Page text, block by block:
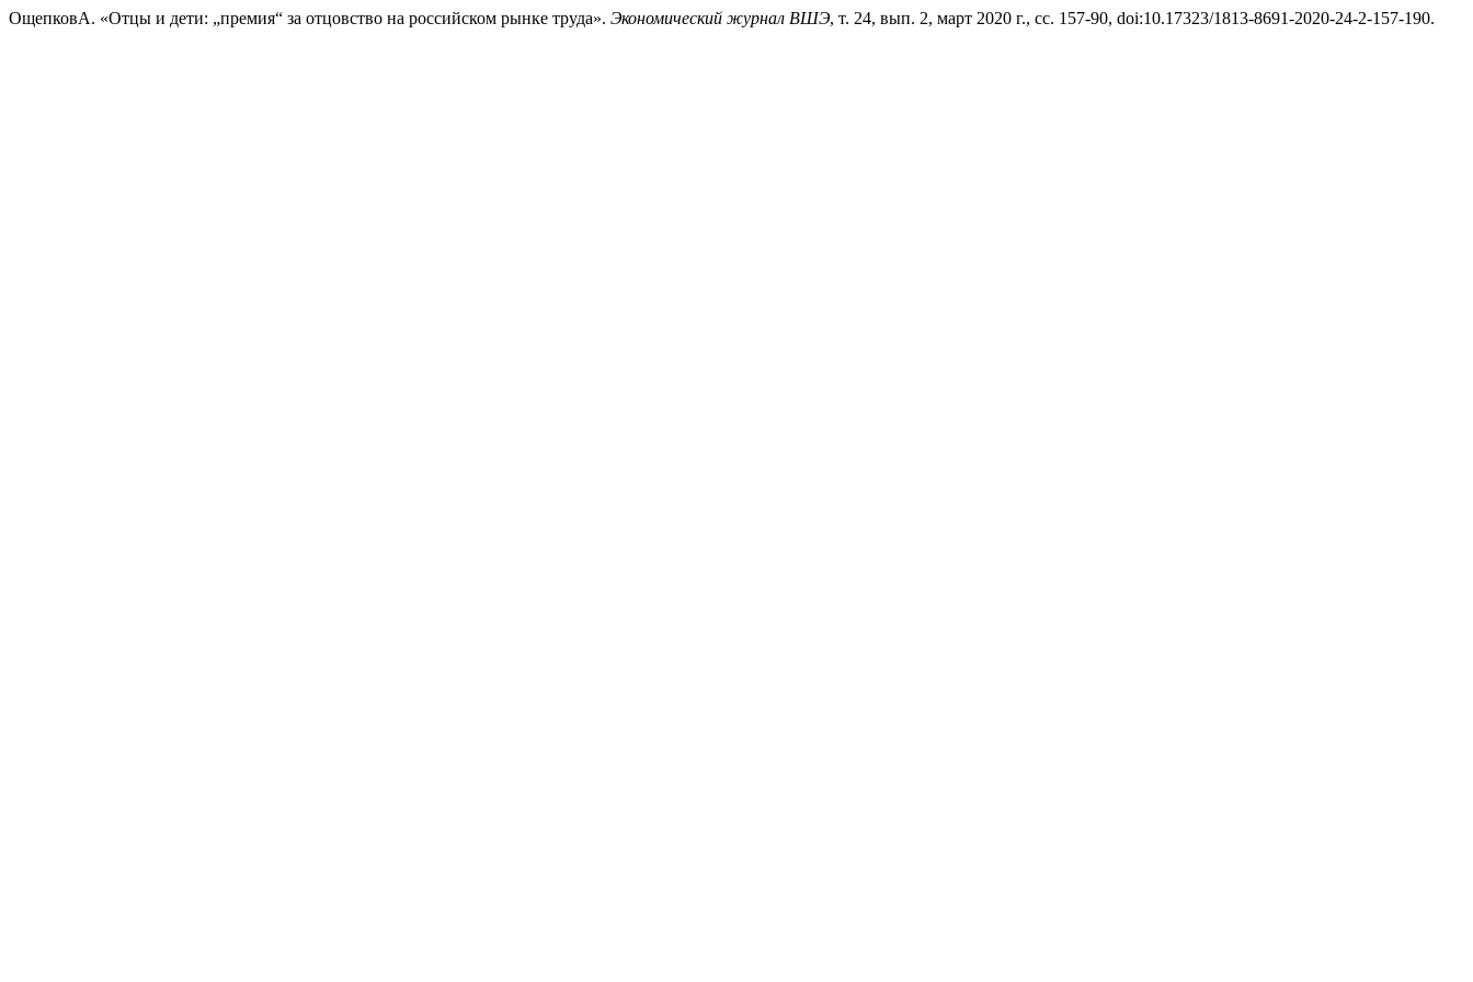
ОщепковА. «Отцы и дети: „премия“ за отцовство на российском рынке труда». Экономический журнал ВШЭ, т. 24, вып. 2, март 2020 г., сс. 157-90, doi:10.17323/1813-8691-2020-24-2-157-190.